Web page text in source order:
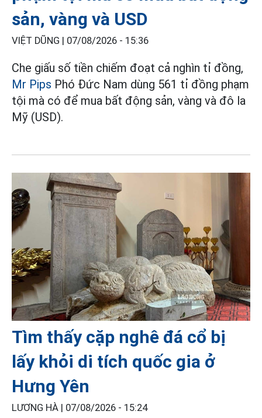
sản, vàng và USD
VIỆT DŨNG | 07/08/2026 - 15:36
Che giấu số tiền chiếm đoạt cả nghìn tỉ đồng,
Mr Pips Phó Đức Nam dùng 561 tỉ đồng phạm
tội mà có để mua bất động sản, vàng và đô la
Mỹ (USD).
Tìm thấy cặp nghê đá cổ bị
lấy khỏi di tích quốc gia ở
Hưng Yên
LƯƠNG HÀ | 07/08/2026 - 15:24